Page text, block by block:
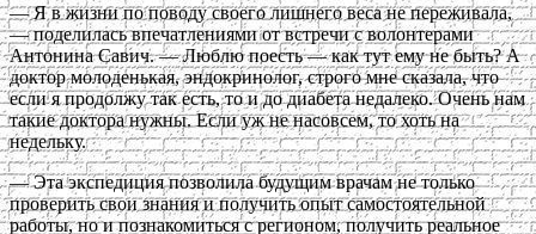
— Я в жизни по поводу своего лишнего веса не переживала,
— поделилась впечатлениями от встречи с волонтерами
Антонина Савич. — Люблю поесть — как тут ему не быть? А
доктор молоденькая, эндокринолог, строго мне сказала, что
если я продолжу так есть, то и до диабета недалеко. Очень нам
такие доктора нужны. Если уж не насовсем, то хоть на
недельку.
— Эта экспедиция позволила будущим врачам не только
проверить свои знания и получить опыт самостоятельной
работы, но и познакомиться с регионом, получить реальное